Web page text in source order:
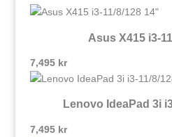
Asus X415 i3-
7,495 kr
Lenovo IdeaPad 3i
7,495 kr